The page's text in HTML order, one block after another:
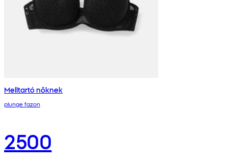
Melltartó nőknek
plunge fazon
2500